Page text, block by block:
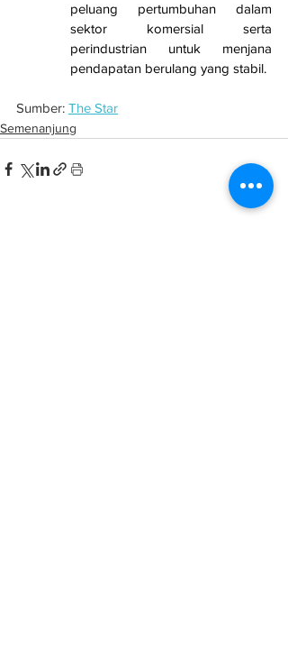
peluang pertumbuhan dalam
sektor komersial serta
perindustrian untuk menjana
pendapatan berulang yang stabil.
Sumber: The Star
Semenanjung